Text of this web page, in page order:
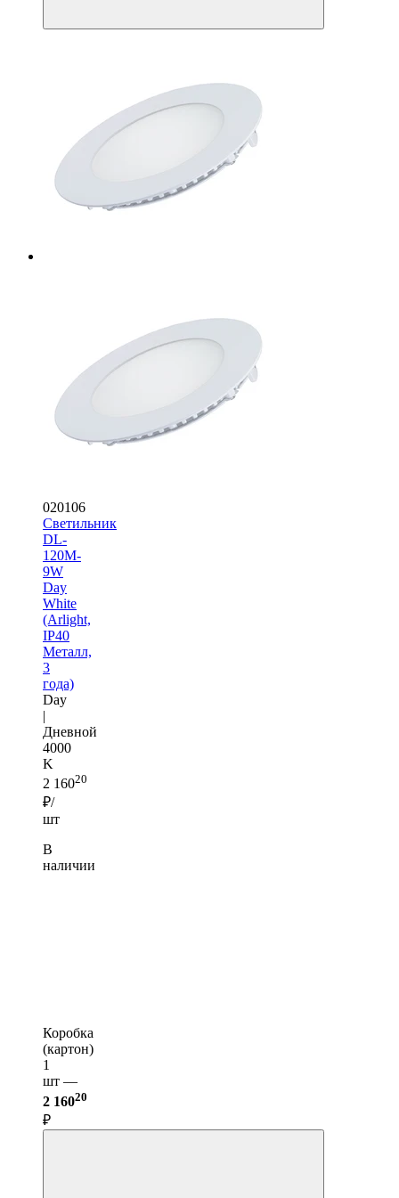
020106
Светильник
DL-
120M-
9W
Day
White
(Arlight,
IP40
Металл,
3
года)
Day
|
Дневной
4000
K
2 16020
₽/
шт
В
наличии
Коробка
(картон)
1
шт —
2 16020
₽